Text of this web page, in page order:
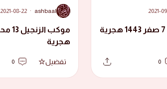
2021-
0
A
ashbaal
·
2021-08-22
هجرية
تفضيل 0